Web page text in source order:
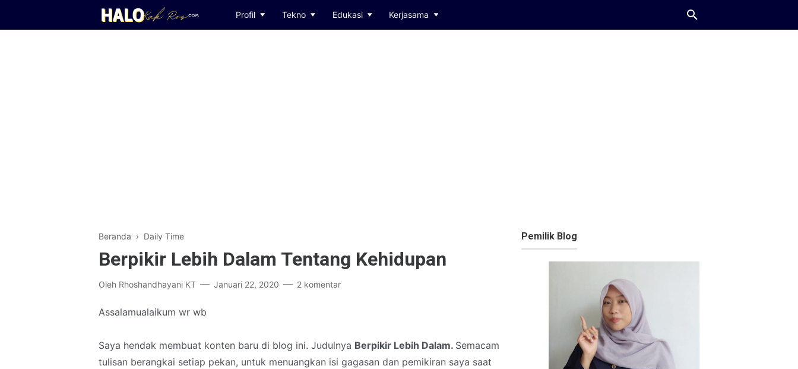
Profil Tekno Edukasi Kerjasama
Beranda › Daily Time
Berpikir Lebih Dalam Tentang Kehidupan
Oleh Rhoshandhayani KT Januari 22, 2020 2 komentar
Assalamualaikum wr wb
Saya hendak membuat konten baru di blog ini. Judulnya Berpikir Lebih Dalam. Semacam
tulisan berangkai setiap pekan, untuk menuangkan isi gagasan dan pemikiran saya saat
Pemilik Blog